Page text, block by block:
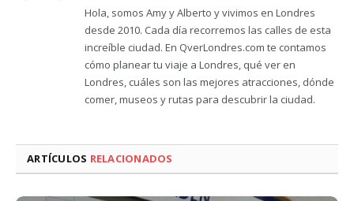
Hola, somos Amy y Alberto y vivimos en Londres
desde 2010. Cada día recorremos las calles de esta
increíble ciudad. En QverLondres.com te contamos
cómo planear tu viaje a Londres, qué ver en
Londres, cuáles son las mejores atracciones, dónde
comer, museos y rutas para descubrir la ciudad.
ARTÍCULOS RELACIONADOS